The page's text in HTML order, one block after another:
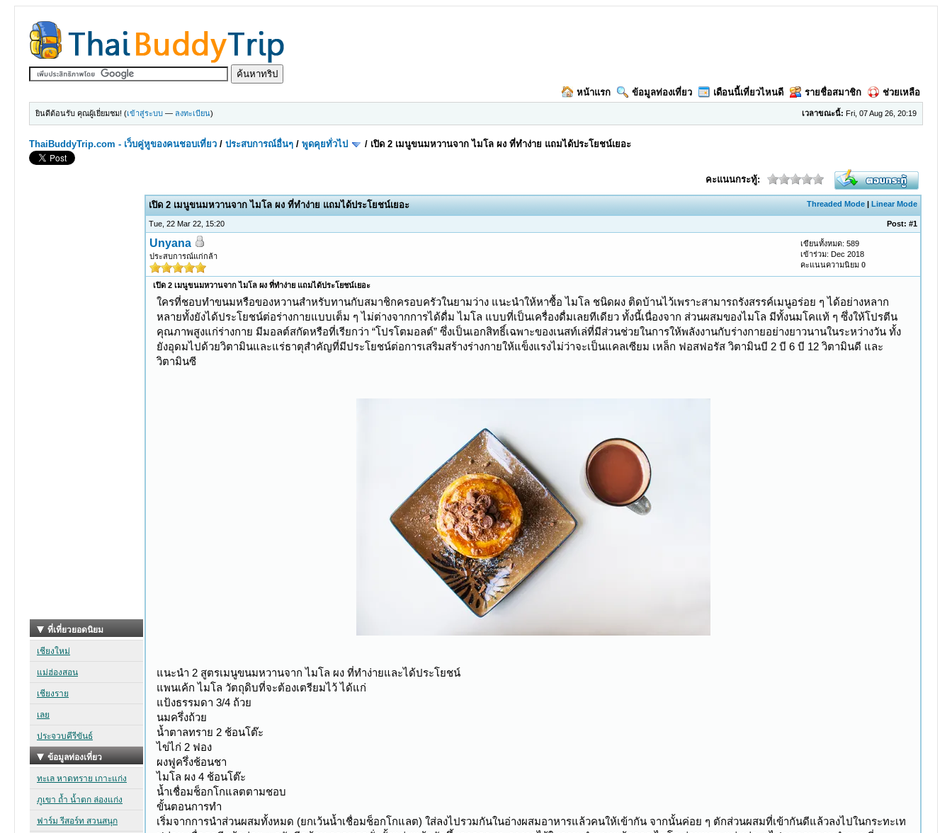
หน้าแรก ข้อมูลท่องเที่ยว เดือนนี้เที่ยวไหนดี รายชื่อสมาชิก ช่วยเหลือ
เวลาขณะนี้: Fri, 07 Aug 26, 20:19
ยินดีต้อนรับ คุณผู้เยี่ยมชม! (เข้าสู่ระบบ — ลงทะเบียน)
ThaiBuddyTrip.com - เว็บคู่หูของคนชอบเที่ยว /ประสบการณ์อื่นๆ /พูดคุยทั่วไป / เปิด 2 เมนูขนมหวานจาก ไมโล ผง ที่ทำง่าย แถมได้ประโยชน์เยอะ
คะแนนกระทู้:
Threaded Mode |Linear Mode
เปิด 2 เมนูขนมหวานจาก ไมโล ผง ที่ทำง่าย แถมได้ประโยชน์เยอะ
Tue, 22 Mar 22, 15:20 Post:#1
Unyana
ประสบการณ์แก่กล้า
เขียนทั้งหมด: 589
เข้าร่วม: Dec 2018
คะแนนความนิยม0
เปิด 2 เมนูขนมหวานจาก ไมโล ผง ที่ทำง่าย แถมได้ประโยชน์เยอะ
ใครที่ชอบทำขนมหรือของหวานสำหรับทานกับสมาชิกครอบครัวในยามว่าง แนะนำให้หาซื้อ ไมโล ชนิดผง ติดบ้านไว้เพราะสามารถรังสรรค์เมนูอร่อย ๆ ได้อย่างหลาก
หลายทั้งยังได้ประโยชน์ต่อร่างกายแบบเต็ม ๆ ไม่ต่างจากการได้ดื่ม ไมโล แบบที่เป็นเครื่องดื่มเลยทีเดียว ทั้งนี้เนื่องจาก ส่วนผสมของไมโล มีทั้งนมโคแท้ ๆ ซึ่งให้โปรตีน
คุณภาพสูงแก่ร่างกาย มีมอลต์สกัดหรือที่เรียกว่า “โปรโตมอลต์” ซึ่งเป็นเอกสิทธิ์เฉพาะของเนสท์เล่ที่มีส่วนช่วยในการให้พลังงานกับร่างกายอย่างยาวนานในระหว่างวัน ทั้ง
ยังอุดมไปด้วยวิตามินและแร่ธาตุสำคัญที่มีประโยชน์ต่อการเสริมสร้างร่างกายให้แข็งแรงไม่ว่าจะเป็นแคลเซียม เหล็ก ฟอสฟอรัส วิตามินบี 2 บี 6 บี 12 วิตามินดี และ
วิตามินซี
แนะนำ 2 สูตรเมนูขนมหวานจาก ไมโล ผง ที่ทำง่ายและได้ประโยชน์
แพนเค้ก ไมโล วัตถุดิบที่จะต้องเตรียมไว้ ได้แก่
แป้งธรรมดา 3/4 ถ้วย
นมครึ่งถ้วย
น้ำตาลทราย 2 ช้อนโต๊ะ
ไข่ไก่ 2 ฟอง
ผงฟูครึ่งช้อนชา
ไมโล ผง 4 ช้อนโต๊ะ
น้ำเชื่อมช็อกโกแลตตามชอบ
ขั้นตอนการทำ
เริ่มจากการนำส่วนผสมทั้งหมด (ยกเว้นน้ำเชื่อมช็อกโกแลต) ใส่ลงไปรวมกันในอ่างผสมอาหารแล้วคนให้เข้ากัน จากนั้นค่อย ๆ ตักส่วนผสมที่เข้ากันดีแล้วลงไปในกระทะเท